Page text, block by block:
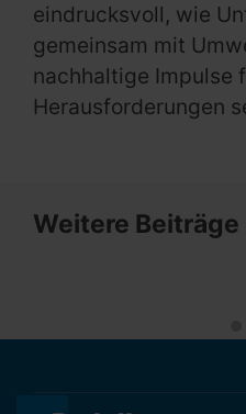
eindrucksvoll, wie
gemeinsam mit
nachhaltige Impulse
Herausforderungen
Weitere Beiträge